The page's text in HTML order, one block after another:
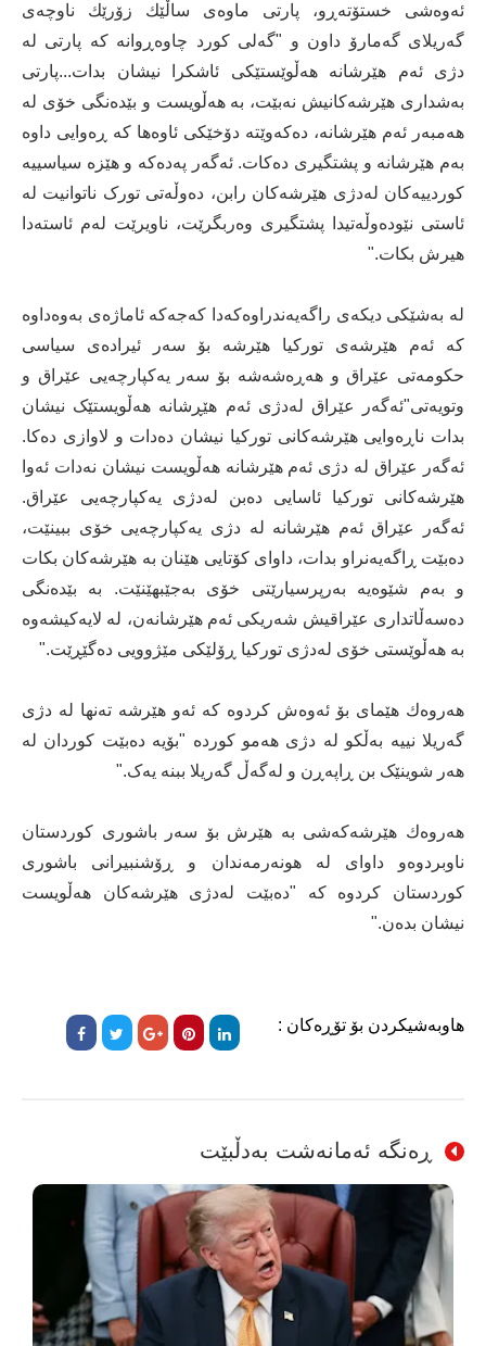
ئەوەشی خستۆتەڕو، پارتی ماوەی ساڵێك زۆرێك ناوچەی
گەریلای گەمارۆ داون و "گەلی کورد چاوەڕوانە کە پارتی لە
دژی ئەم هێرشانە هەڵوێستێکی ئاشکرا نیشان بدات...پارتی
بەشداری هێرشەکانیش نەبێت، بە هەڵویست و بێدەنگی خۆی لە
هەمبەر ئەم هێرشانە، دەکەوێتە دۆخێکی ئاوەها کە ڕەوایی داوە
بەم هێرشانە و پشتگیری دەکات. ئەگەر پەدەکە و هێزە سیاسییە
کوردییەکان لەدژی هێرشەکان رابن، دەوڵەتی تورک ناتوانیت لە
ئاستی نێودەوڵەتیدا پشتگیری وەربگرێت، ناویرێت لەم ئاستەدا
هیرش بکات."
لە بەشێكی دیكەی راگەیەندراوەكەدا كەجەكە ئاماژەی بەوەداوە
كە ئەم هێرشەی توركیا هێرشە بۆ سەر ئیرادەی سیاسی
حكومەتی عێراق و هەڕەشەشە بۆ سەر یەكپارچەیی عێراق و
وتویەتی"ئەگەر عێراق لەدژی ئەم هێڕشانە هەڵویستێک نیشان
بدات ناڕەوایی هێرشەکانی تورکیا نیشان دەدات و لاوازی دەکا.
ئەگەر عێراق لە دژی ئەم هێرشانە هەڵویست نیشان نەدات ئەوا
هێرشەکانی تورکیا ئاسایی دەبن لەدژی یەکپارچەیی عێراق.
ئەگەر عێراق ئەم هێرشانە لە دژی یەکپارچەیی خۆی ببینێت،
دەبێت ڕاگەیەنراو بدات، داوای کۆتایی هێنان بە هێرشەکان بکات
و بەم شێوەیە بەرپرسیارێتی خۆی بەجێبهێنێت. بە بێدەنگی
دەسەڵاتداری عێراقیش شەریکی ئەم هێرشانەن، لە لایەکیشەوە
بە هەڵوێستی خۆی لەدژی تورکیا ڕۆلێکی مێژوویی دەگێڕێت."
هەروەك هێمای بۆ ئەوەش كردوە كە ئەو هێرشە تەنها لە دژی
گەریلا نییە بەڵكو لە دژی هەمو كوردە "بۆیە دەبێت کوردان لە
هەر شوینێک بن ڕاپەڕن و لەگەڵ گەریلا ببنە یەک."
هەروەك هێرشەكەشی بە هێرش بۆ سەر باشوری كوردستان
ناوبردوەو داوای لە هونەرمەندان و ڕۆشنبیرانی باشوری
کوردستان كردوە كە "دەبێت لەدژی هێرشەکان هەڵویست
نیشان بدەن."
هاوبەشیکردن بۆ تۆڕەکان :
ڕەنگە ئەمانەشت بەدڵبێت